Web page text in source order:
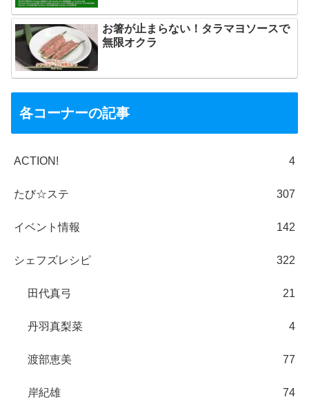
お箸が止まらない！タラマヨソースで
無限オクラ
各コーナーの記事
ACTION! 4
たび☆ステ 307
イベント情報 142
シェフズレシピ 322
田代真弓 21
丹羽真梨菜 4
渡部恵美 77
岸紀雄 74